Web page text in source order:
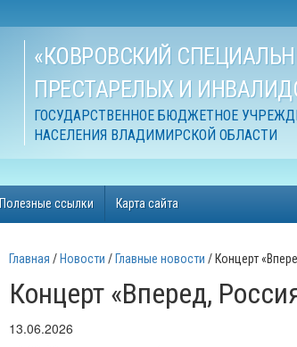
«КОВРОВСКИЙ
ПРЕСТАРЕЛЫХ И
ГОСУДАРСТВЕННОЕ БЮДЖЕТНОЕ
НАСЕЛЕНИЯ ВЛАДИМИРСКОЙ ОБЛАСТИ
Полезные ссылки Карта сайта
Главная Новости Главные новости Концерт
Концерт «Вперед,
13.06.2026